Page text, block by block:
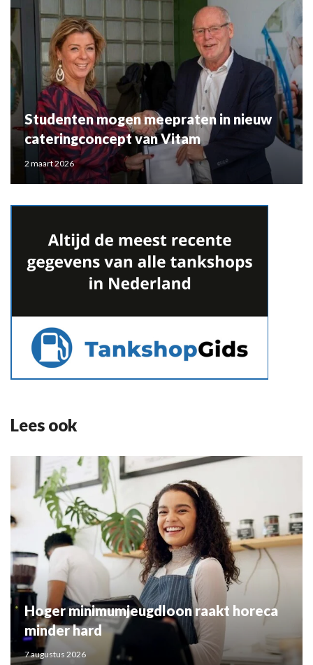
Studenten mogen meepraten in nieuw
cateringconcept van Vitam
2 maart 2026
Lees ook
Hoger minimumjeugdloon raakt horeca
minder hard
7 augustus 2026